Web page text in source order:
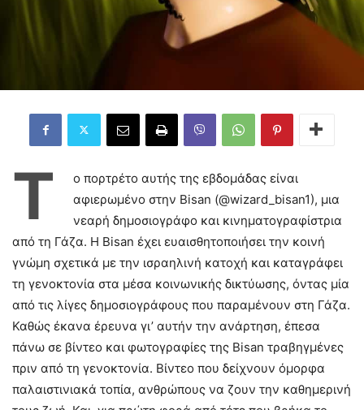
Τ
ο πορτρέτο αυτής της εβδομάδας είναι
αφιερωμένο στην Bisan (@wizard_bisan1), μια
νεαρή δημοσιογράφο και κινηματογραφίστρια
από τη Γάζα. Η Bisan έχει ευαισθητοποιήσει την κοινή
γνώμη σχετικά με την ισραηλινή κατοχή και καταγράφει
τη γενοκτονία στα μέσα κοινωνικής δικτύωσης, όντας μία
από τις λίγες δημοσιογράφους που παραμένουν στη Γάζα.
Καθώς έκανα έρευνα γι’ αυτήν την ανάρτηση, έπεσα
πάνω σε βίντεο και φωτογραφίες της Bisan τραβηγμένες
πριν από τη γενοκτονία. Βίντεο που δείχνουν όμορφα
παλαιστινιακά τοπία, ανθρώπους να ζουν την καθημερινή